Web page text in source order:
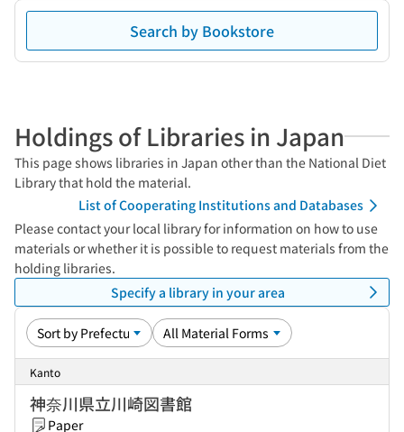
Search by Bookstore
Holdings of Libraries in Japan
This page shows libraries in Japan other than the National Diet
Library that hold the material.
List of Cooperating Institutions and Databases
Please contact your local library for information on how to use
materials or whether it is possible to request materials from the
holding libraries.
Specify a library in your area
Kanto
神奈川県立川崎図書館
Paper